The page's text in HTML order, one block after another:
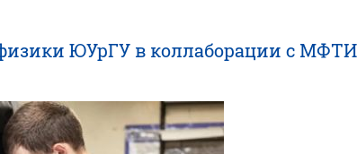
ЮУрГУ в коллаборации с